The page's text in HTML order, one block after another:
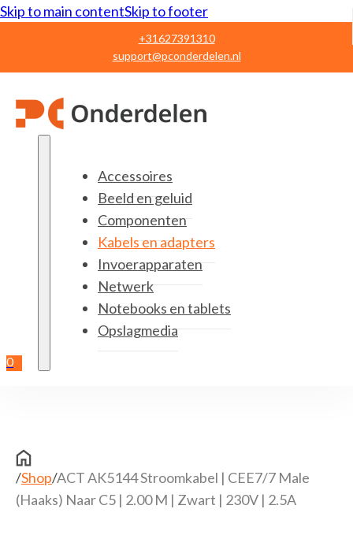
Skip to main contentSkip to footer
+31627391310
support@pconderdelen.nl
0
Accessoires
Beeld en geluid
Componenten
Kabels en adapters
Invoerapparaten
Netwerk
Notebooks en tablets
Opslagmedia
/Shop/ACT AK5144 Stroomkabel | CEE7/7 Male
(Haaks) Naar C5 | 2.00 M | Zwart | 230V | 2.5A